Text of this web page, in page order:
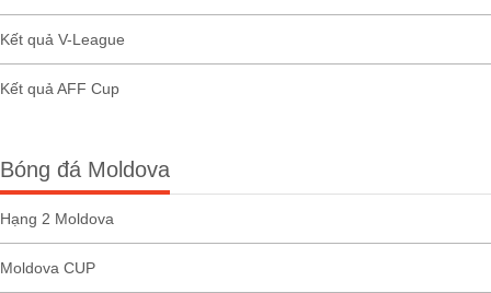
Kết quả V-League
Kết quả AFF Cup
Bóng đá Moldova
Hạng 2 Moldova
Moldova CUP